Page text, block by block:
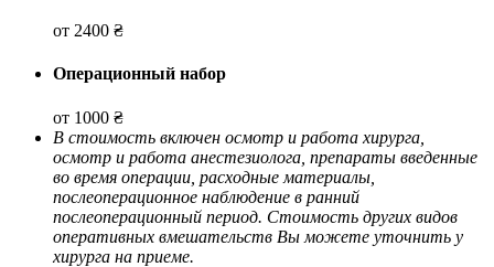
от 2400 ₴
Операционный набор
от 1000 ₴
В стоимость включен осмотр и работа хирурга,
осмотр и работа анестезиолога, препараты введенные
во время операции, расходные материалы,
послеоперационное наблюдение в ранний
послеоперационный период. Стоимость других видов
оперативных вмешательств Вы можете уточнить у
хирурга на приеме.